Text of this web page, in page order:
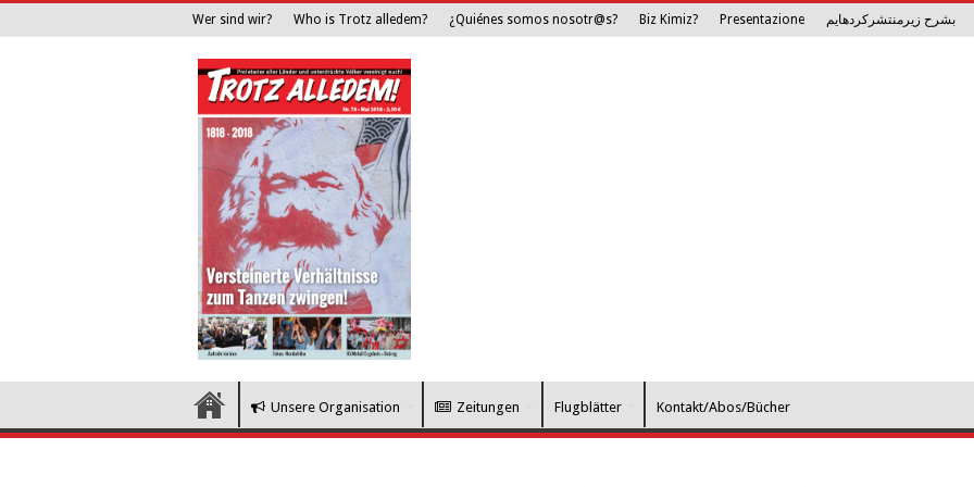
Wer sind wir? Who is Trotz alledem? ¿Quiénes somos nosotr@s? Biz Kimiz? Presentazione بشرح زیرمنتشرکرده­ایم
Unsere Organisation Zeitungen Flugblätter Kontakt/Abos/Bücher